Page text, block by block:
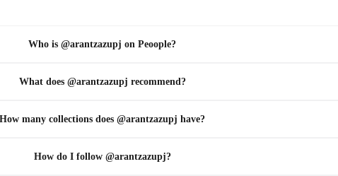
Who is @arantzazupj on Peoople?
What does @arantzazupj recommend?
How many collections does @arantzazupj have?
How do I follow @arantzazupj?